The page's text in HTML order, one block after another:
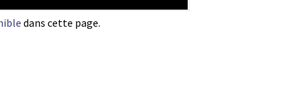
dans cette page.